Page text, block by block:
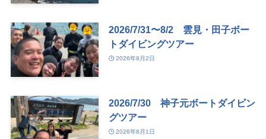
2026/7/31〜8/2 雲見・田子ボー
トダイビングツアー
2026年8月2日
2026/7/30 神子元ボートダイビン
グツアー
2026年8月1日